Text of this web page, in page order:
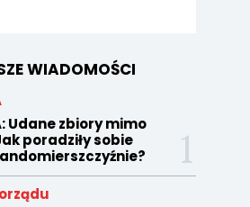
WIADOMOŚCI
Udane zbiory mimo
poradziły sobie